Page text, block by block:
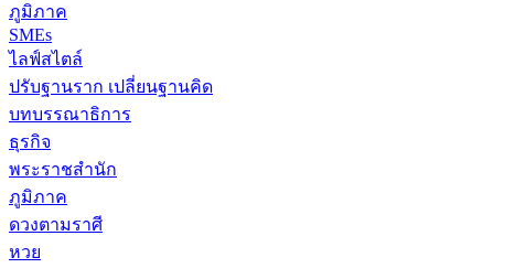
ภูมิภาค
SMEs
ไลฟ์สไตล์
ปรับฐานราก เปลี่ยนฐานคิด
บทบรรณาธิการ
ธุรกิจ
พระราชสำนัก
ภูมิภาค
ดวงตามราศี
หวย